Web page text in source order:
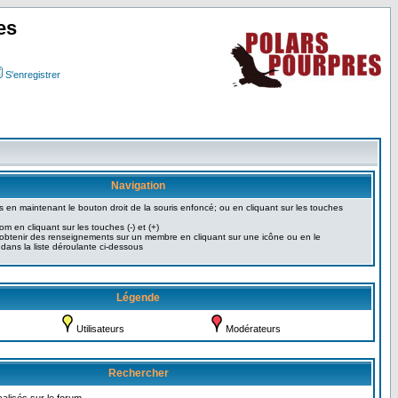
S'enregistrer
Navigation
en maintenant le bouton droit de la souris enfoncé; ou en cliquant sur les touches
en cliquant sur les touches (-) et (+)
des renseignements sur un membre en cliquant sur une icône ou en le
la liste déroulante ci-dessous
Légende
Utilisateurs Modérateurs
Rechercher